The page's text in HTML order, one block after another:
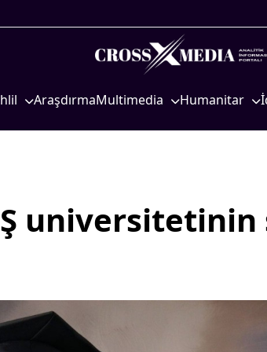
AraşdırmaMultimedia Humanitar
universitetinin